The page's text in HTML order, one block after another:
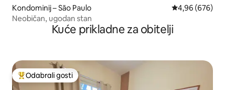
Kondominij – São Paulo Prosječna
4,96 (676)
Neobičan, ugodan stan
Kuće prikladne za obitelji
Među najviše rangiranima s oznakom „Odabrali gosti”
Odabrali gosti